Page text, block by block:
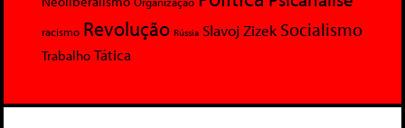
racismo Revolução Rússia Slavoj Zizek Socialismo
Trabalho Tática